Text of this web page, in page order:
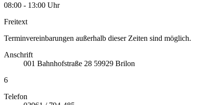
08:00 - 13:00 Uhr
Freitext
Terminvereinbarungen außerhalb dieser Zeiten sind möglich.
Anschrift
001 Bahnhofstraße 28 59929 Brilon
6
Telefon